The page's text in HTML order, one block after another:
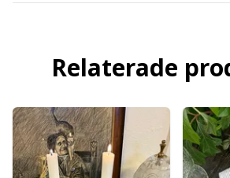
Relaterade